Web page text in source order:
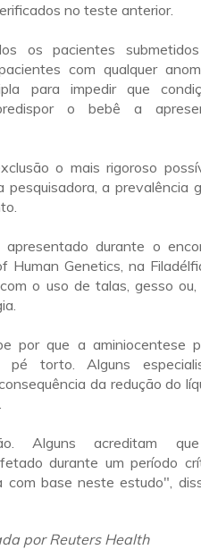
no teste anterior.
os pacientes
com qualquer
para impedir que
o bebê a
o mais rigoroso
pesquisadora, a prevalência
durante o
Human Genetics, na
o uso de talas, gesso ou,
por que a aminiocentese
pé torto. Alguns
da redução do
Alguns acreditam
durante um período
com base neste estudo",
por Reuters Health